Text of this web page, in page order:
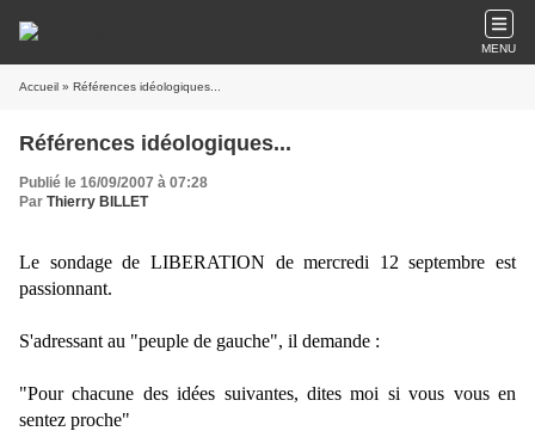
MENU
Accueil » Références idéologiques...
Références idéologiques...
Publié le 16/09/2007 à 07:28
Par Thierry BILLET
Le sondage de LIBERATION de mercredi 12 septembre est
passionnant.
S'adressant au "peuple de gauche", il demande :
"Pour chacune des idées suivantes, dites moi si vous vous en
sentez proche"